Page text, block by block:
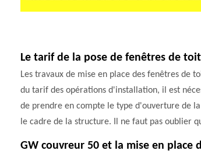
Le tarif de la pose de fenêtres de
Les travaux de mise en place des fenêtres de
du tarif des opérations d'installation, il est
de prendre en compte le type d'ouverture de
le cadre de la structure. Il ne faut pas oublier
GW couvreur 50 et la mise en place